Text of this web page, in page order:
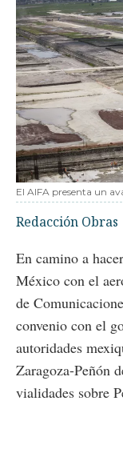
El AIFA presenta un
Redacción Obras
En camino a
México con el
de
convenio con el
autoridades
Zaragoza-Peñón
vialidades sobre